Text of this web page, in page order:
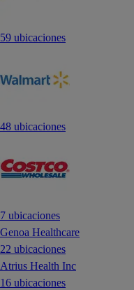
59 ubicaciones
48 ubicaciones
7 ubicaciones
Genoa Healthcare
22 ubicaciones
Atrius Health Inc
16 ubicaciones